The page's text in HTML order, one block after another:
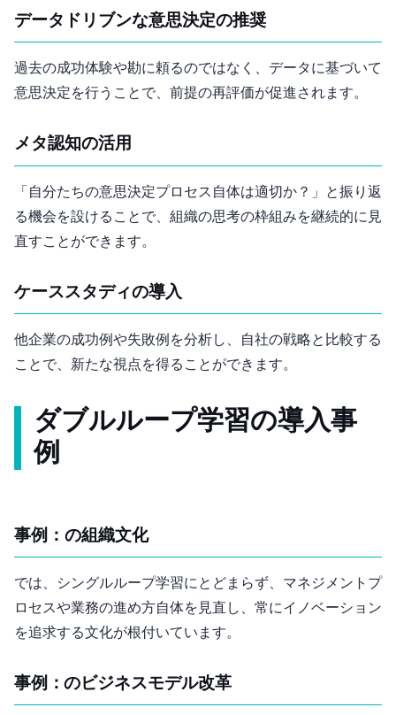
データドリブンな意思決定の推奨
過去の成功体験や勘に頼るのではなく、データに基づいて
意思決定を行うことで、前提の再評価が促進されます。
メタ認知の活用
「自分たちの意思決定プロセス自体は適切か？」と振り返
る機会を設けることで、組織の思考の枠組みを継続的に見
直すことができます。
ケーススタディの導入
他企業の成功例や失敗例を分析し、自社の戦略と比較する
ことで、新たな視点を得ることができます。
ダブルループ学習の導入事
例
事例1：Googleの組織文化
Googleでは、シングルループ学習にとどまらず、マネジメントプ
ロセスや業務の進め方自体を見直し、常にイノベーション
を追求する文化が根付いています。
事例2：Netflixのビジネスモデル改革